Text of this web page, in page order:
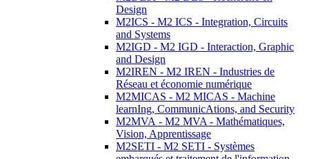
Design
M2ICS - M2 ICS - Integration, Circuits
and Systems
M2IGD - M2 IGD - Interaction, Graphic
and Design
M2IREN - M2 IREN - Industries de
Réseau et économie numérique
M2MICAS - M2 MICAS - Machine
learnIng, CommunicAtions, and Security
M2MVA - M2 MVA - Mathématiques,
Vision, Apprentissage
M2SETI - M2 SETI - Systèmes